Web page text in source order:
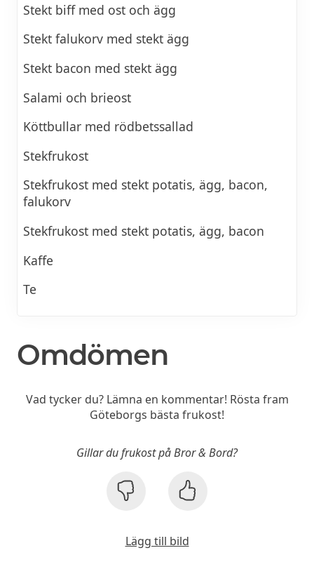
Stekt biff med ost och ägg
Stekt falukorv med stekt ägg
Stekt bacon med stekt ägg
Salami och brieost
Köttbullar med rödbetssallad
Stekfrukost
Stekfrukost med stekt potatis, ägg, bacon,
falukorv
Stekfrukost med stekt potatis, ägg, bacon
Kaffe
Te
Omdömen
Vad tycker du? Lämna en kommentar! Rösta fram
Göteborgs bästa frukost!
Gillar du frukost på Bror & Bord?
Lägg till bild